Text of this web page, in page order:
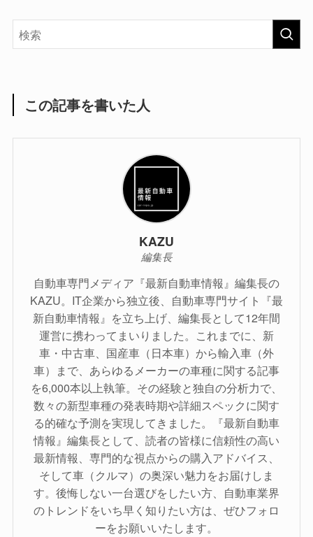
この記事を書いた人
KAZU
編集長
自動車専門メディア『最新自動車情報』編集長の
KAZU。IT企業から独立後、自動車専門サイト『最
新自動車情報』を立ち上げ、編集長として12年間
運営に携わってまいりました。これまでに、新
車・中古車、国産車（日本車）から輸入車（外
車）まで、あらゆるメーカーの車種に関する記事
を6,000本以上執筆。その経験と独自の分析力で、
数々の新型車種の発表時期や詳細スペックに関す
る的確な予測を実現してきました。『最新自動車
情報』編集長として、読者の皆様に信頼性の高い
最新情報、専門的な視点からの購入アドバイス、
そして車（クルマ）の奥深い魅力をお届けしま
す。後悔しない一台選びをしたい方、自動車業界
のトレンドをいち早く知りたい方は、ぜひフォロ
ーをお願いいたします。